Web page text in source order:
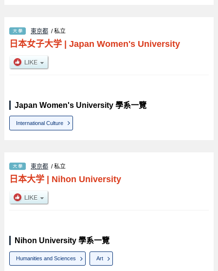
東京都 / 私立
日本女子大学| Japan Women's University
Japan Women's University 學系一覽
International Culture
東京都 / 私立
日本大学| Nihon University
Nihon University 學系一覽
Humanities and Sciences Art